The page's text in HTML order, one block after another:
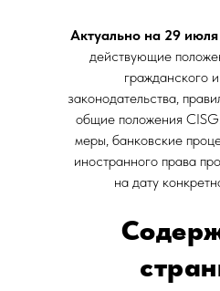
Актуально на 29
действующие
гражданского
законодательства,
общие положения
меры, банковские
иностранного права
на дату